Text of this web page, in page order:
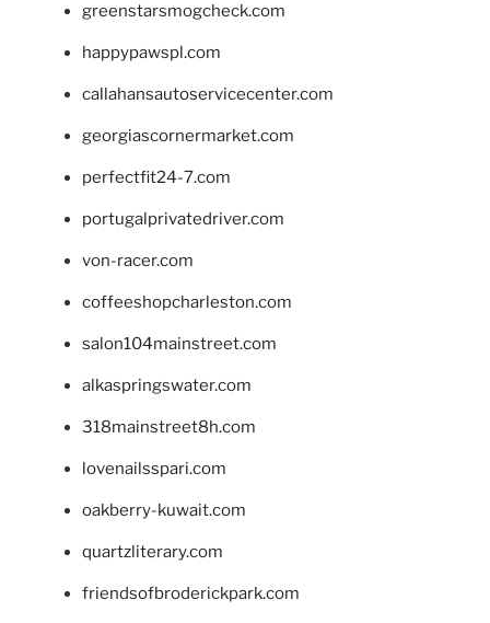
greenstarsmogcheck.com
happypawspl.com
callahansautoservicecenter.com
georgiascornermarket.com
perfectfit24-7.com
portugalprivatedriver.com
von-racer.com
coffeeshopcharleston.com
salon104mainstreet.com
alkaspringswater.com
318mainstreet8h.com
lovenailsspari.com
oakberry-kuwait.com
quartzliterary.com
friendsofbroderickpark.com